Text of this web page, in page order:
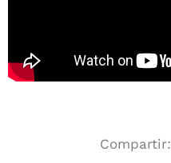
Compartir: